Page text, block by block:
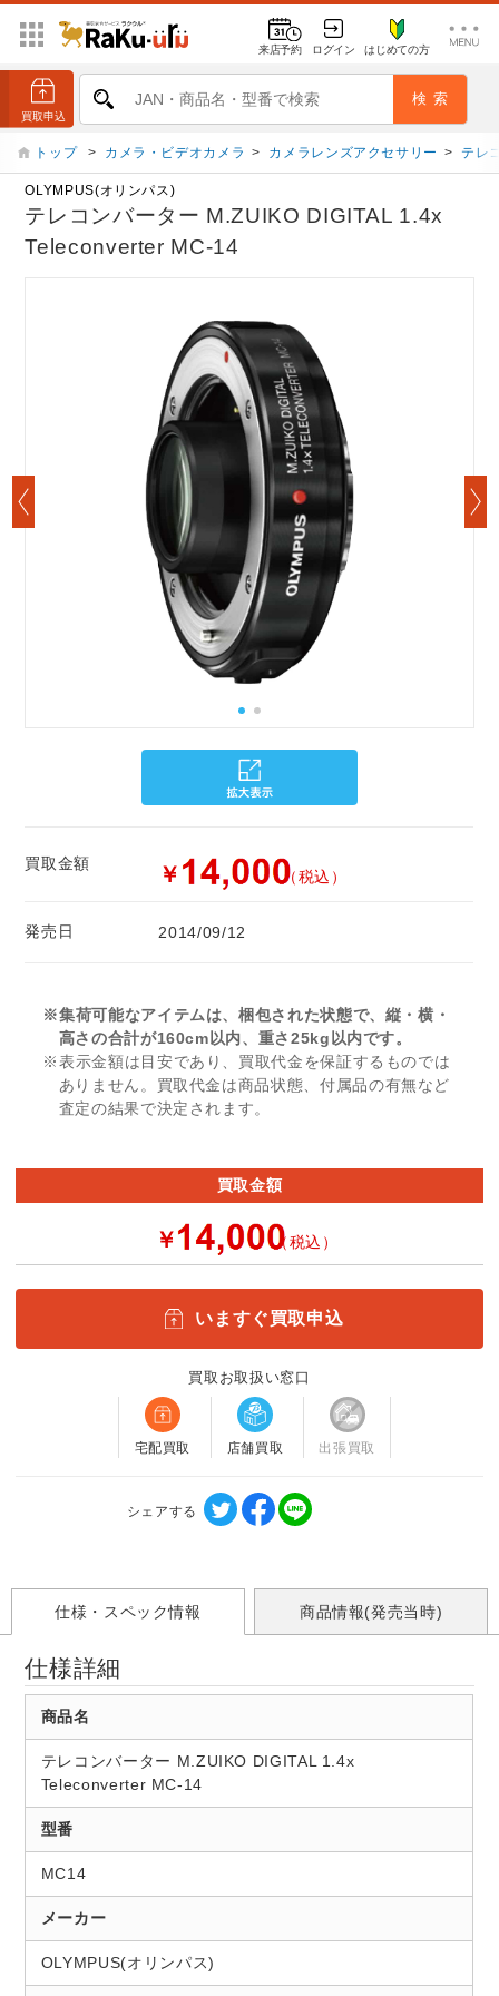
来店予約 ログイン はじめての方
トップ > カメラ・ビデオカメラ > カメラレンズアクセサリー > テレ
OLYMPUS(オリンパス)
テレコンバーター M.ZUIKO DIGITAL 1.4x
Teleconverter MC-14
買取金額 ￥ （税込）
発売日 2014/09/12
※集荷可能なアイテムは、梱包された状態で、縦・横・
高さの合計が160cm以内、重さ25kg以内です。
※表示金額は目安であり、買取代金を保証するものでは
ありません。買取代金は商品状態、付属品の有無など
査定の結果で決定されます。
買取金額
￥ （税込）
いますぐ買取申込
買取お取扱い窓口
宅配買取 店舗買取 出張買取
シェアする
仕様・スペック情報 商品情報(発売当時)
仕様詳細
商品名
テレコンバーター M.ZUIKO DIGITAL 1.4x
Teleconverter MC-14
型番
MC14
メーカー
OLYMPUS(オリンパス)